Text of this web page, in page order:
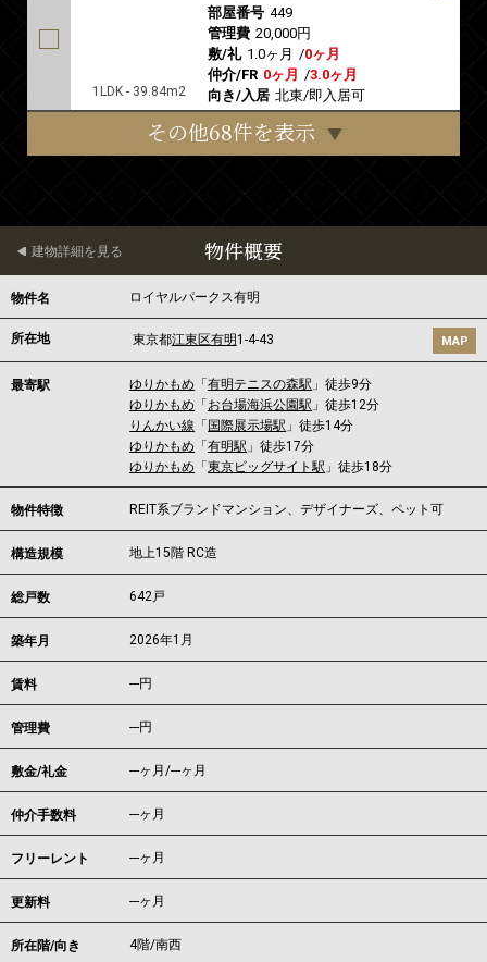
1LDK - 39.84m2
部屋番号 449
管理費 20,000円
敷/礼 1.0ヶ月 /0ヶ月
仲介/FR 0ヶ月 /3.0ヶ月
向き/入居 北東/即入居可
その他68件を表示
物件概要
建物詳細を見る
物件名 ロイヤルパークス有明
所在地 東京都江東区有明 1-4-43 MAP
最寄駅 ゆりかもめ 「有明テニスの森駅 」徒歩9分
ゆりかもめ 「 お台場海浜公園駅 」徒歩12分
りんかい線 「 国際展示場駅 」徒歩14分
ゆりかもめ 「有明駅 」徒歩17分
ゆりかもめ 「東京ビッグサイト駅 」徒歩18分
物件特徴 REIT系ブランドマンション、デザイナーズ、ペット可
構造規模 地上15階 RC造
総戸数 642戸
築年月 2026年1月
賃料 ---円
管理費 ---円
敷金/礼金 ---ヶ月/---ヶ月
仲介手数料 ---ヶ月
フリーレント ---ヶ月
更新料 ---ヶ月
所在階/向き 4階/南西